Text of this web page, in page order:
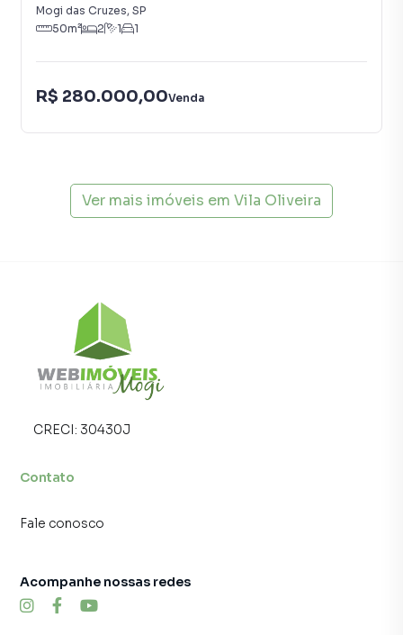
Mogi das Cruzes, SP
50m² 2 1 1
R$ 280.000,00Venda
Ver mais imóveis em Vila Oliveira
CRECI: 30430J
Contato
Fale conosco
Acompanhe nossas redes